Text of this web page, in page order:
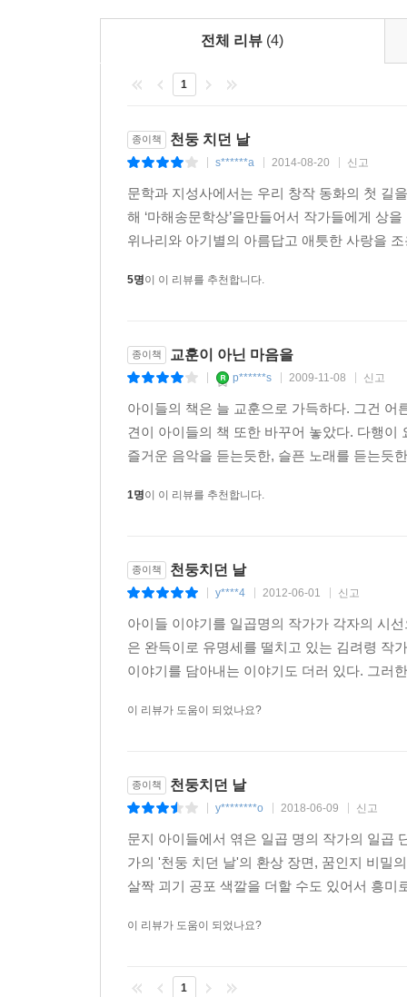
전체 리뷰 (4)
1
종이책 천둥 치던 날
s******a 2014-08-20 신고
문학과 지성사에서는 우리 창작 동화의 첫 길
해 ‘마해송문학상’을만들어서 작가들에게 상
위나리와 아기별의 아름답고 애틋한 사랑을
5명이 이 리뷰를 추천합니다.
종이책 교훈이 아닌 마음을
p******s 2009-11-08 신고
아이들의 책은 늘 교훈으로 가득하다. 그건
견이 아이들의 책 또한 바꾸어 놓았다. 다행
즐거운 음악을 듣는듯한, 슬픈 노래를 듣는듯
1명이 이 리뷰를 추천합니다.
종이책 천둥치던 날
y****4 2012-06-01 신고
아이들 이야기를 일곱명의 작가가 각자의 시
은 완득이로 유명세를 떨치고 있는 김려령 작
이야기를 담아내는 이야기도 더러 있다. 그러
이 리뷰가 도움이 되었나요?
종이책 천둥치던 날
y********o 2018-06-09 신고
문지 아이들에서 엮은 일곱 명의 작가의 일곱
가의 '천둥 치던 날'의 환상 장면, 꿈인지 비밀
살짝 괴기 공포 색깔을 더할 수도 있어서 흥
이 리뷰가 도움이 되었나요?
1